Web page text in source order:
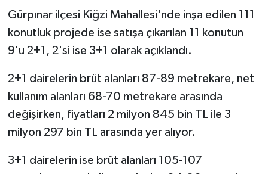
Gürpınar ilçesi Kiğzi Mahallesi'nde inşa edilen 111
konutluk projede ise satışa çıkarılan 11 konutun
9'u 2+1, 2'si ise 3+1 olarak açıklandı.
2+1 dairelerin brüt alanları 87-89 metrekare, net
kullanım alanları 68-70 metrekare arasında
değişirken, fiyatları 2 milyon 845 bin TL ile 3
milyon 297 bin TL arasında yer alıyor.
3+1 dairelerin ise brüt alanları 105-107